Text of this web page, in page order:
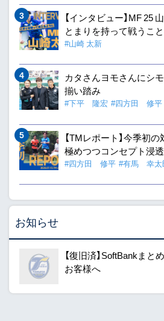
【インタビュー】MF 25
とまりを持って戦うこ
#山崎 太新
カタさんヨモさんにシ
揃い踏み
#下平 隆宏 #四方田 修平
【TMレポート】今季初
極めつつコンセプト浸
#四方田 修平 #有馬 幸太
お知らせ
【復旧済】SoftBankま
お客様へ